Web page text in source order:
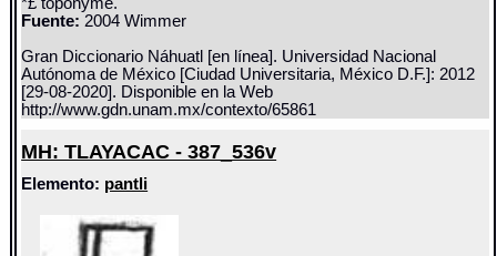
Fuente: 2004 Wimmer
Gran Diccionario Náhuatl [en línea]. Universidad Nacional
Autónoma de México [Ciudad Universitaria, México D.F.]: 2012
[29-08-2020]. Disponible en la Web
http://www.gdn.unam.mx/contexto/65861
MH: TLAYACAC - 387_536v
Elemento: pantli